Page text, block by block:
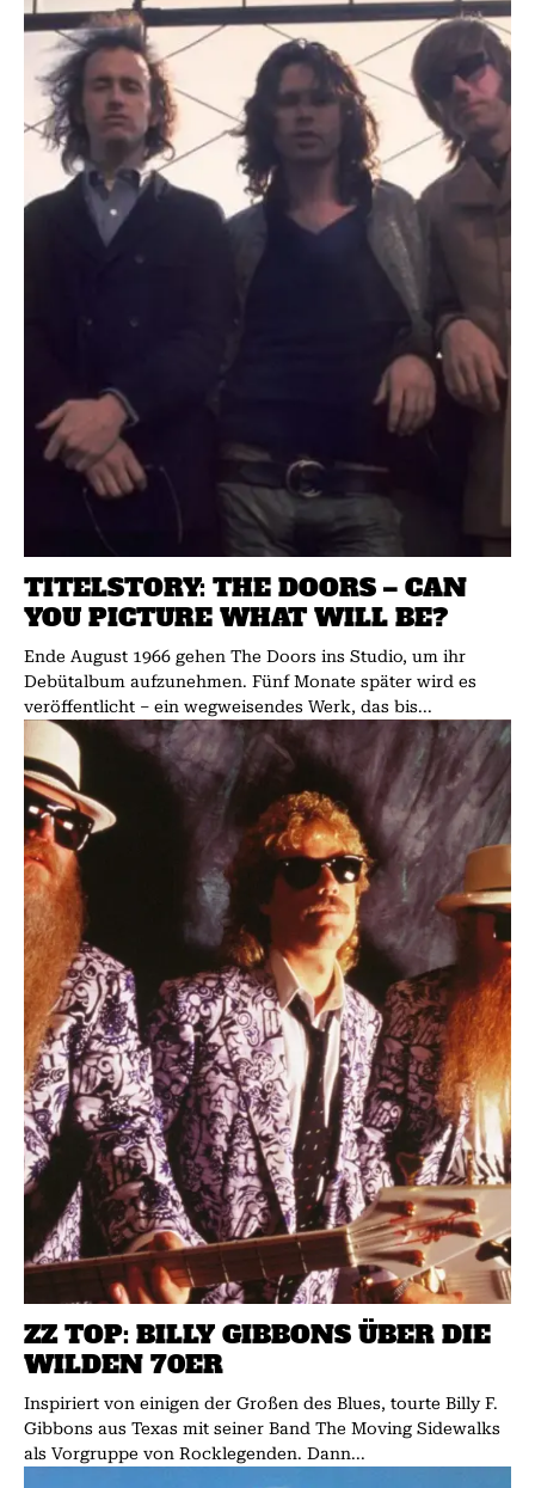
TITELSTORY: THE DOORS – CAN
YOU PICTURE WHAT WILL BE?
Ende August 1966 gehen The Doors ins Studio, um ihr
Debütalbum aufzunehmen. Fünf Monate später wird es
veröffentlicht – ein wegweisendes Werk, das bis...
ZZ TOP: BILLY GIBBONS ÜBER DIE
WILDEN 70ER
Inspiriert von einigen der Großen des Blues, tourte Billy F.
Gibbons aus Texas mit seiner Band The Moving Sidewalks
als Vorgruppe von Rocklegenden. Dann...